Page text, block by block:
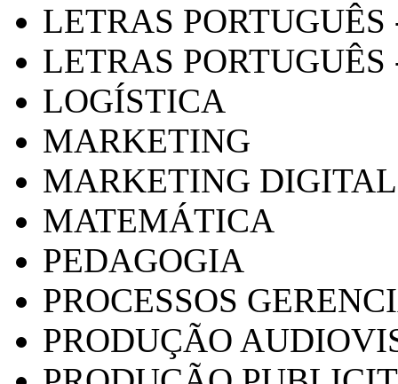
LETRAS
LETRAS PORTUGUÊS
LOGÍSTICA
MARKETING
MARKETING DIGITAL
MATEMÁTICA
PEDAGOGIA
PROCESSOS
PRODUÇÃO